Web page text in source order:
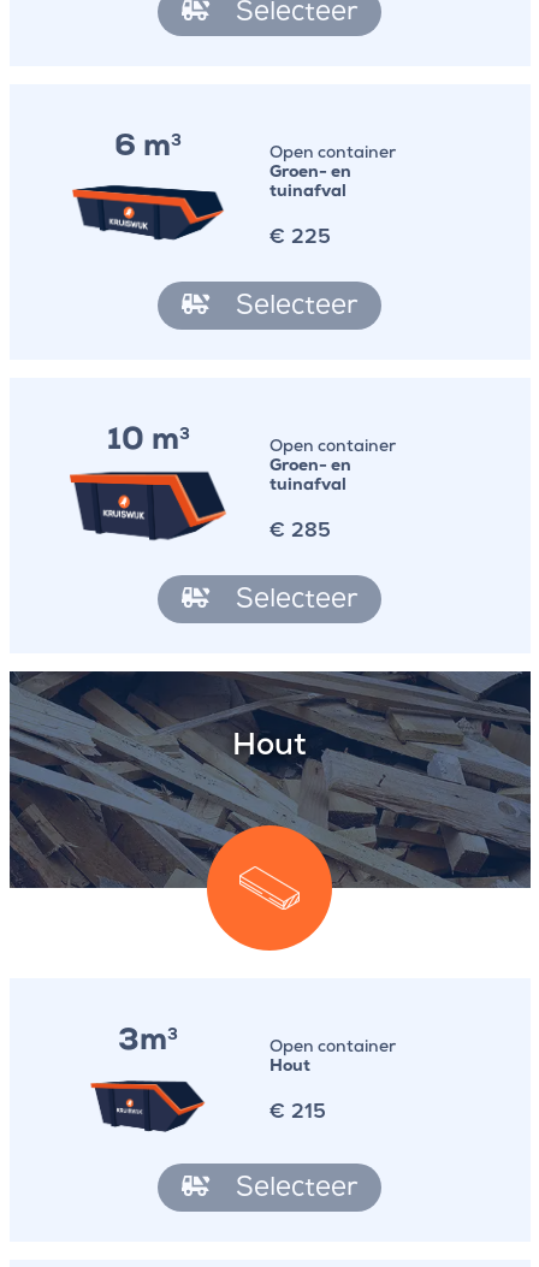
Selecteer
6 m3
Open container
Groen- en
tuinafval
€ 225
Selecteer
10 m3
Open container
Groen- en
tuinafval
€ 285
Selecteer
Hout
3m3
Open container
Hout
€ 215
Selecteer